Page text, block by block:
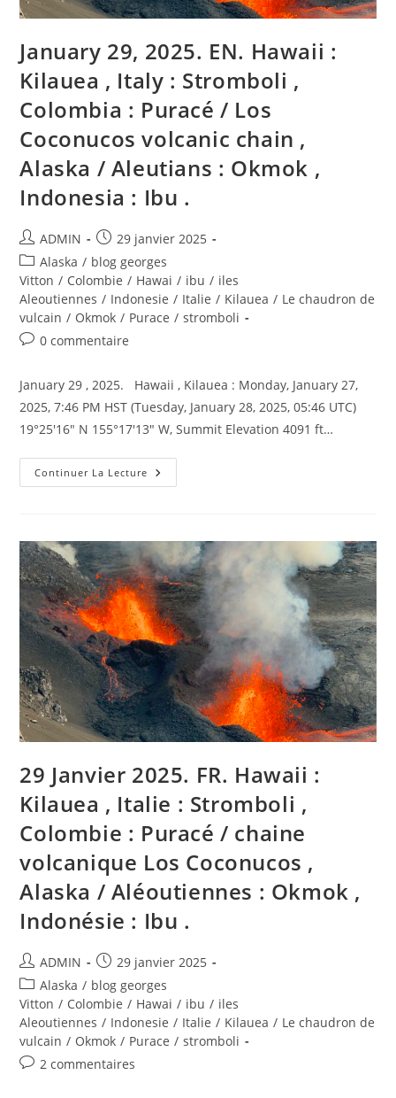
Sakurajima
,
:
Galeras
.
January 29, 2025. EN. Hawaii :
Kilauea , Italy : Stromboli ,
Colombia : Puracé / Los
Coconucos volcanic chain ,
Alaska / Aleutians : Okmok ,
Indonesia : Ibu .
Auteur/autrice
de
la
publication :
ADMIN
Publication
publiée :
29 janvier 2025
Post
category:
Alaska / blog georges
Vitton / Colombie / Hawai / ibu / iles
Aleoutiennes / Indonesie / Italie / Kilauea / Le chaudron de
vulcain / Okmok / Purace / stromboli
Commentaires
publication :
0 commentaire
January 29 , 2025. Hawaii , Kilauea : Monday, January 27,
2025, 7:46 PM HST (Tuesday, January 28, 2025, 05:46 UTC)
19°25'16" N 155°17'13" W, Summit Elevation 4091 ft…
Continuer La Lecture January
29,
Kilauea
,
Italy
:
Stromboli
,
Colombia
:
Puracé
/
Los
Coconucos
Volcanic
Chain
,
Alaska
/
:
Okmok
,
Indonesia
Ibu
29 Janvier 2025. FR. Hawaii :
Kilauea , Italie : Stromboli ,
Colombie : Puracé / chaine
volcanique Los Coconucos ,
Alaska / Aléoutiennes : Okmok ,
Indonésie : Ibu .
Auteur/autrice
de
la
publication :
ADMIN
Publication
publiée :
29 janvier 2025
Post
category:
Alaska / blog georges
Vitton / Colombie / Hawai / ibu / iles
Aleoutiennes / Indonesie / Italie / Kilauea / Le chaudron de
vulcain / Okmok / Purace / stromboli
Commentaires
2 commentaires